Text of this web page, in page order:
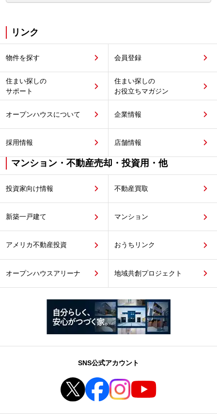
リンク
物件を探す 会員登録
住まい探しの
サポート
住まい探しの
お役立ちマガジン
オープンハウスについて 企業情報
採用情報 店舗情報
マンション・不動産売却・投資用・他
投資家向け情報 不動産買取
新築一戸建て マンション
アメリカ不動産投資 おうちリンク
オープンハウスアリーナ 地域共創プロジェクト
SNS公式アカウント